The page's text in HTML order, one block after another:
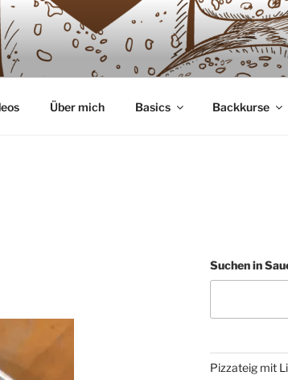
Über mich Basics Backkurse
Suchen in
Pizzateig mit